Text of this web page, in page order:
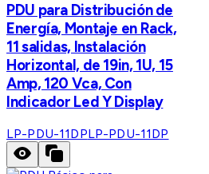
PDU para Distribución de
Energía, Montaje en Rack,
11 salidas, Instalación
Horizontal, de 19in, 1U, 15
Amp, 120 Vca, Con
Indicador Led Y Display
LP-PDU-11DPLP-PDU-11DP